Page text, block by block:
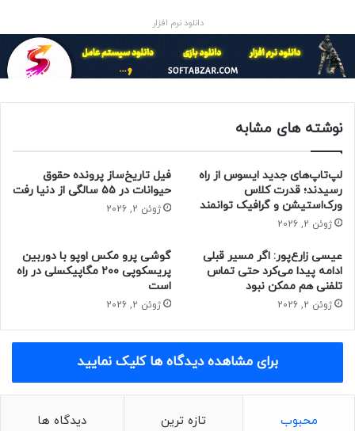
راهکارهای موجود برای نصب ویندوز 11 در سیستم‌های ناسازگار، با
چند حرکت ساده می‌توان اجبار اتصال به اینترنت و ورود ایمیل
اگر از افرادی هستید که هنگام راه‌اندازی ویندوز در صفحه‌ی اتصال‌
به اینترنت یا ورود ایمیل گیر کرده‌اید، به‌کمک این آموزش
می‌توانید به‌سادگی مشکل خود را برطرف کنید و مراحل ستاپ
ویندوز 11 را به‌اتمام برسانید.
کپی لینک
راه‌اندازی ویندوز 11 بدون ایمیل در
هنگام وصل‌بودن اینترنت
اگر لپ‌تاپ شما پس‌ از نصب ویندوز، اتصال اینترنت را به‌صورت
بی‌سیم یا سیمی شناسایی و از صفحه‌ی اتصال به اینترنت عبور
کند و به صفحه‌ی ورود حساب مایکروسافت برسد، مراحل زیر را
دانلود نرم افزار
نوشته های مشابه
لپ‌تاپ‌های جدید ایسوس از راه
رسیدند؛ قدرت کلاس
ورک‌استیشن و گرافیک توانمند
ژوئن 2, 2026
فیل تاریخ‌ساز پرونده حقوق
حیوانات در ۵۵ سالگی از دنیا رفت
ژوئن 2, 2026
عیسی زارع‌پور: اگر مسیر قبلی
ادامه پیدا می‌کرد حتی تماس
تلفنی هم ممکن نبود
ژوئن 2, 2026
گوشی پرو مکس اوپو با دوربین
پریسکوپی ۲۰۰ مگاپیکسلی در راه
است
ژوئن 2, 2026
برای مشاهده دیدگاه ها کلیک نمایید
محبوب تازه ترین دیدگاه ها